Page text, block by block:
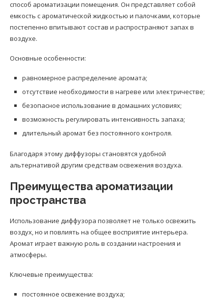
способ ароматизации помещения. Он представляет собой
емкость с ароматической жидкостью и палочками, которые
постепенно впитывают состав и распространяют запах в
воздухе.
Основные особенности:
равномерное распределение аромата;
отсутствие необходимости в нагреве или электричестве;
безопасное использование в домашних условиях;
возможность регулировать интенсивность запаха;
длительный аромат без постоянного контроля.
Благодаря этому диффузоры становятся удобной
альтернативой другим средствам освежения воздуха.
Преимущества ароматизации
пространства
Использование диффузора позволяет не только освежить
воздух, но и повлиять на общее восприятие интерьера.
Аромат играет важную роль в создании настроения и
атмосферы.
Ключевые преимущества:
постоянное освежение воздуха;